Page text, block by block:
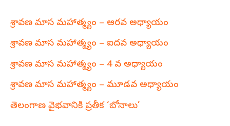
శ్రావణ మాస మహాత్మ్యం – ఆరవ అధ్యాయం
శ్రావణ మాస మహాత్మ్యం – ఐదవ అధ్యాయం
శ్రావణ మాస మహాత్మ్యం – 4 వ అధ్యాయం
శ్రావణ మాస మహాత్మ్యం – మూడవ అధ్యాయం
తెలంగాణ వైభవానికి ప్రతీక ‘బోనాలు’